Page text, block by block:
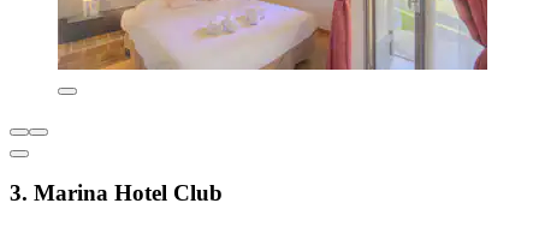
3. Marina Hotel Club